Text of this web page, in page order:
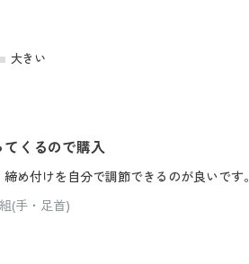
大きい
くるので購入
め付けを自分で調節できるのが良いです。
(手・足首)